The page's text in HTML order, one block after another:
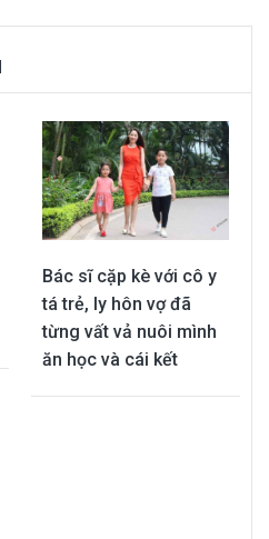
Bác sĩ cặp kè với cô y
tá trẻ, ly hôn vợ đã
từng vất vả nuôi mình
ăn học và cái kết